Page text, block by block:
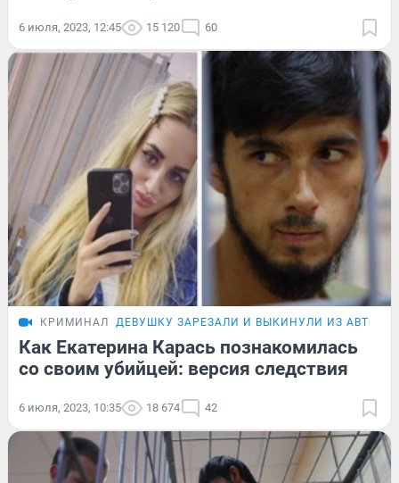
6 июля, 2023, 12:45 15 120 60
КРИМИНАЛ ДЕВУШКУ ЗАРЕЗАЛИ И ВЫКИНУЛИ ИЗ АВТО
Как Екатерина Карась познакомилась
со своим убийцей: версия следствия
6 июля, 2023, 10:35 18 674 42